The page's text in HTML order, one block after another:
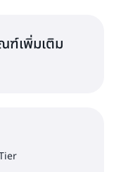
ฑ์เพิ่มเติม